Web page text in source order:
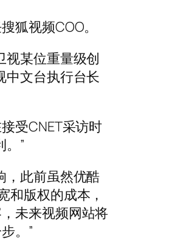
狐视频COO。
视某位重量级创
中文台执行台长
受CNET采访时
”
，此前虽然优酷
和版权的成本，
未来视频网站将
。”